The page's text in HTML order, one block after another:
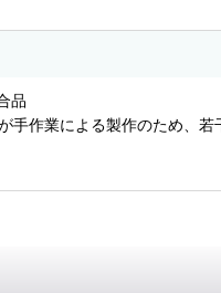
品
手作業による製作のため、若